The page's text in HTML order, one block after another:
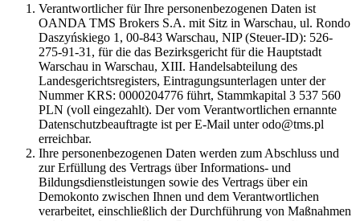
Verantwortlicher für Ihre personenbezogenen Daten ist
OANDA TMS Brokers S.A. mit Sitz in Warschau, ul. Rondo
Daszyńskiego 1, 00-843 Warschau, NIP (Steuer-ID): 526-
275-91-31, für die das Bezirksgericht für die Hauptstadt
Warschau in Warschau, XIII. Handelsabteilung des
Landesgerichtsregisters, Eintragungsunterlagen unter der
Nummer KRS: 0000204776 führt, Stammkapital 3 537 560
PLN (voll eingezahlt). Der vom Verantwortlichen ernannte
Datenschutzbeauftragte ist per E-Mail unter odo@tms.pl
erreichbar.
Ihre personenbezogenen Daten werden zum Abschluss und
zur Erfüllung des Vertrags über Informations- und
Bildungsdienstleistungen sowie des Vertrags über ein
Demokonto zwischen Ihnen und dem Verantwortlichen
verarbeitet, einschließlich der Durchführung von Maßnahmen